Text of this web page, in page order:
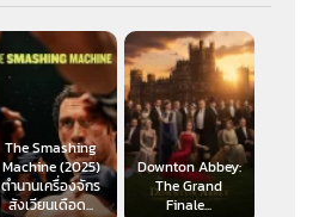
The Smashing
Machine (2025)
ตำนานเครื่องจักร
สังเวียนเดือด...
Downton Abbey:
The Grand
Finale...